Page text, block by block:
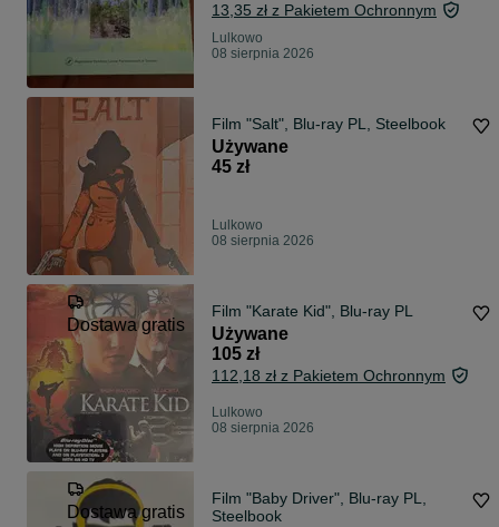
13,35 zł z Pakietem Ochronnym
Lulkowo
08 sierpnia 2026
Film "Salt", Blu-ray PL, Steelbook
Używane
45 zł
Lulkowo
08 sierpnia 2026
Dostawa gratis
Film "Karate Kid", Blu-ray PL
Używane
105 zł
112,18 zł z Pakietem Ochronnym
Lulkowo
08 sierpnia 2026
Dostawa gratis
Film "Baby Driver", Blu-ray PL,
Steelbook